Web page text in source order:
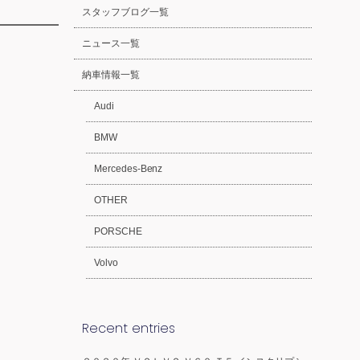
スタッフブログ一覧
ニュース一覧
納車情報一覧
Audi
BMW
Mercedes-Benz
OTHER
PORSCHE
Volvo
Recent entries